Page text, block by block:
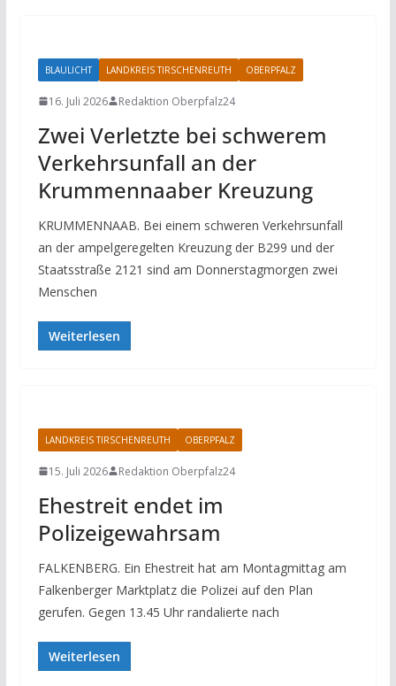
BLAULICHT LANDKREIS TIRSCHENREUTH OBERPFALZ
16. Juli 2026 Redaktion Oberpfalz24
Zwei Verletzte bei schwerem
Verkehrsunfall an der
Krummennaaber Kreuzung
KRUMMENNAAB. Bei einem schweren Verkehrsunfall
an der ampelgeregelten Kreuzung der B299 und der
Staatsstraße 2121 sind am Donnerstagmorgen zwei
Menschen
Weiterlesen
LANDKREIS TIRSCHENREUTH OBERPFALZ
15. Juli 2026 Redaktion Oberpfalz24
Ehestreit endet im
Polizeigewahrsam
FALKENBERG. Ein Ehestreit hat am Montagmittag am
Falkenberger Marktplatz die Polizei auf den Plan
gerufen. Gegen 13.45 Uhr randalierte nach
Weiterlesen